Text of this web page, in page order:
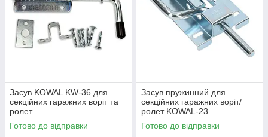
Засув KOWAL KW-36 для
секційних гаражних воріт та
ролет
Готово до відправки
Засув пружинний для
секційних гаражних воріт/
ролет KOWAL-23
Готово до відправки